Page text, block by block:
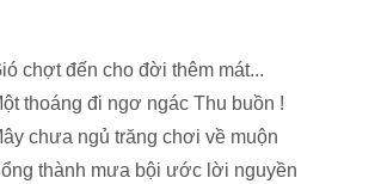
chợt đến cho đời thêm mát...
thoáng đi ngơ ngác Thu buồn !
chưa ngủ trăng chơi về muộn
thành mưa bội ước lời nguyền